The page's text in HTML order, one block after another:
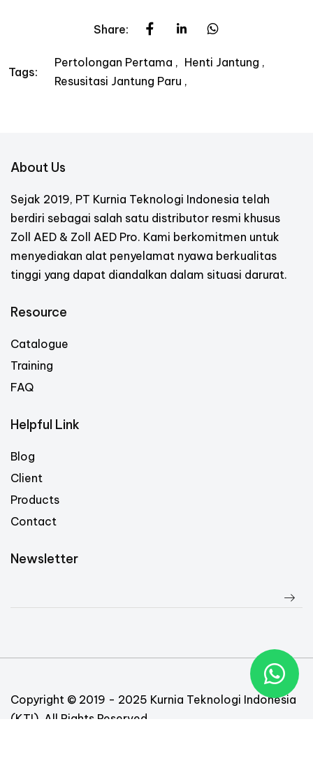
Share:
Tags:
Pertolongan Pertama
Henti Jantung
Resusitasi Jantung Paru
About Us
Sejak 2019, PT Kurnia Teknologi Indonesia telah
berdiri sebagai salah satu distributor resmi khusus
Zoll AED & Zoll AED Pro. Kami berkomitmen untuk
menyediakan alat penyelamat nyawa berkualitas
tinggi yang dapat diandalkan dalam situasi darurat.
Resource
Catalogue
Training
FAQ
Helpful Link
Blog
Client
Products
Contact
Newsletter
Copyright © 2019 - 2025 Kurnia Teknologi Indonesia
(KTI). All Rights Reserved